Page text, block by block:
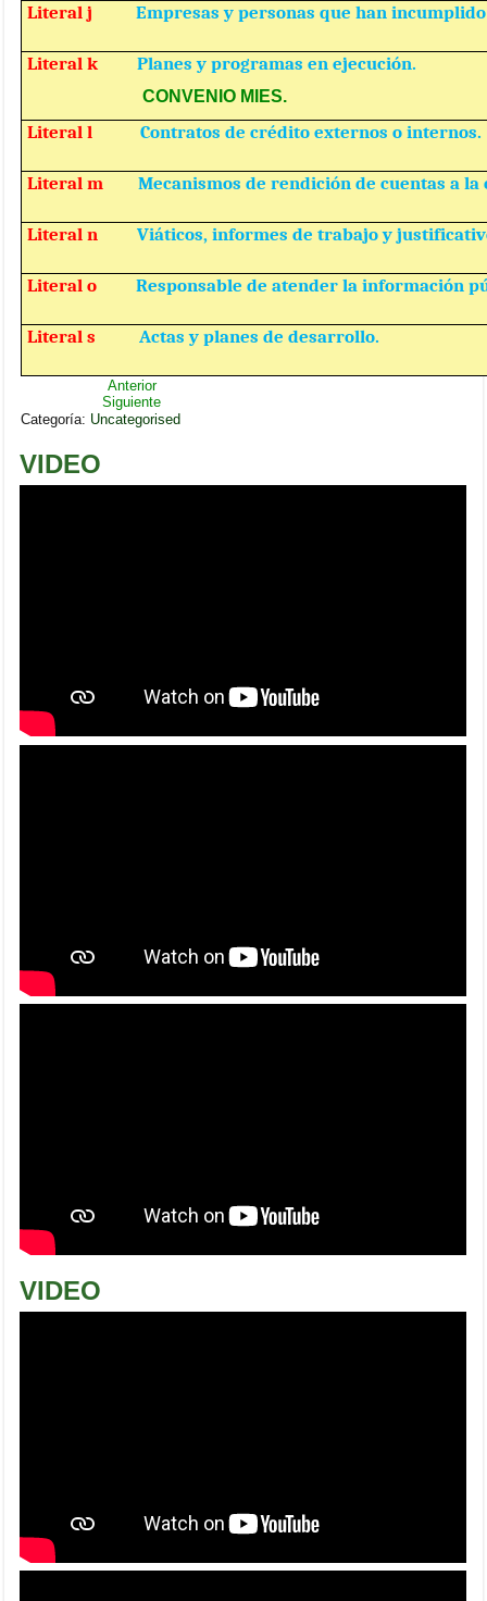
Literal jEmpresas y personas que han
Literal kPlanes y programas en ejecución.
CONVENIO MIES.
Literal lContratos de crédito externos o internos.
Literal mMecanismos de rendición de cuentas a la
Literal nViáticos, informes de trabajo y
Literal oResponsable de atender la información
Literal sActas y planes de desarrollo.
Anterior
Siguiente
Categoría: Uncategorised
VIDEO
VIDEO